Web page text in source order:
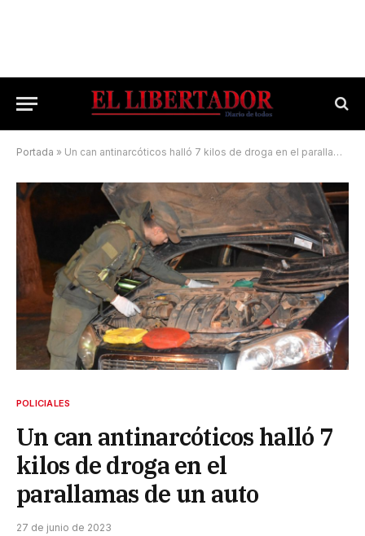
Portada » Un can antinarcóticos halló 7 kilos de droga en el parallamas de un auto
POLICIALES
Un can antinarcóticos halló 7
kilos de droga en el
parallamas de un auto
27 de junio de 2023